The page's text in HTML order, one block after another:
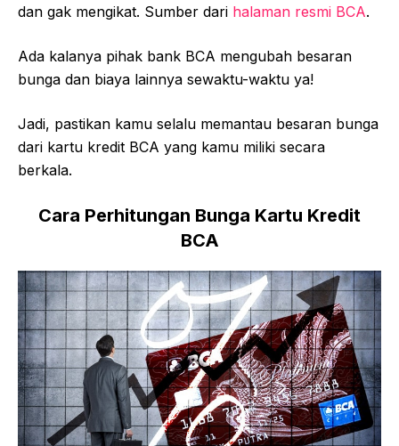
dan gak mengikat. Sumber dari halaman resmi BCA.
Ada kalanya pihak bank BCA mengubah besaran
bunga dan biaya lainnya sewaktu-waktu ya!
Jadi, pastikan kamu selalu memantau besaran bunga
dari kartu kredit BCA yang kamu miliki secara
berkala.
Cara Perhitungan Bunga Kartu Kredit
BCA